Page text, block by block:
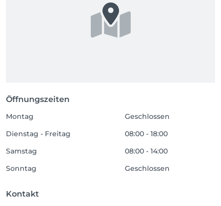
Öffnungszeiten
Montag
Geschlossen
Dienstag - Freitag
08:00 - 18:00
Samstag
08:00 - 14:00
Sonntag
Geschlossen
Kontakt